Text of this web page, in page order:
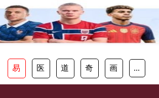
易 医 道 奇 画 ...